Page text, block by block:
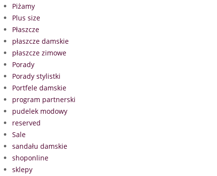
Piżamy
Plus size
Płaszcze
płaszcze damskie
płaszcze zimowe
Porady
Porady stylistki
Portfele damskie
program partnerski
pudelek modowy
reserved
Sale
sandału damskie
shoponline
sklepy